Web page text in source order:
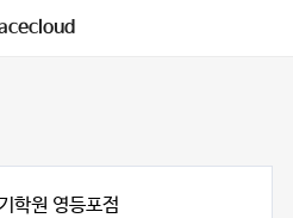
학원 영등포점